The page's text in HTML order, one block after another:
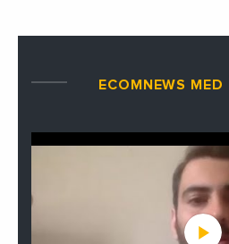
ECOMNEWS MED